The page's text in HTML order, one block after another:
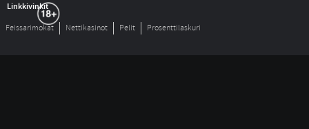
Linkkivinkit
Feissarimokat Nettikasinot Pelit Prosenttilaskuri